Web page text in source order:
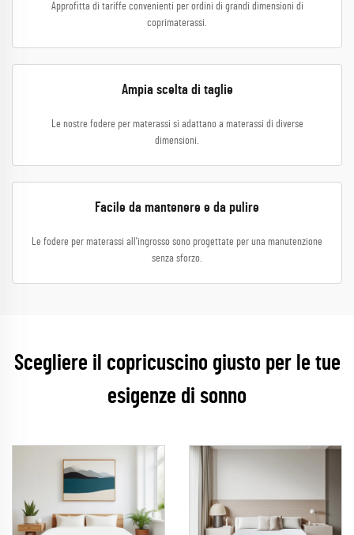
Approfitta di tariffe convenienti per ordini di grandi dimensioni di
coprimaterassi.
Ampia scelta di taglie
Le nostre fodere per materassi si adattano a materassi di diverse
dimensioni.
Facile da mantenere e da pulire
Le fodere per materassi all'ingrosso sono progettate per una manutenzione
senza sforzo.
Scegliere il copricuscino giusto per le tue
esigenze di sonno